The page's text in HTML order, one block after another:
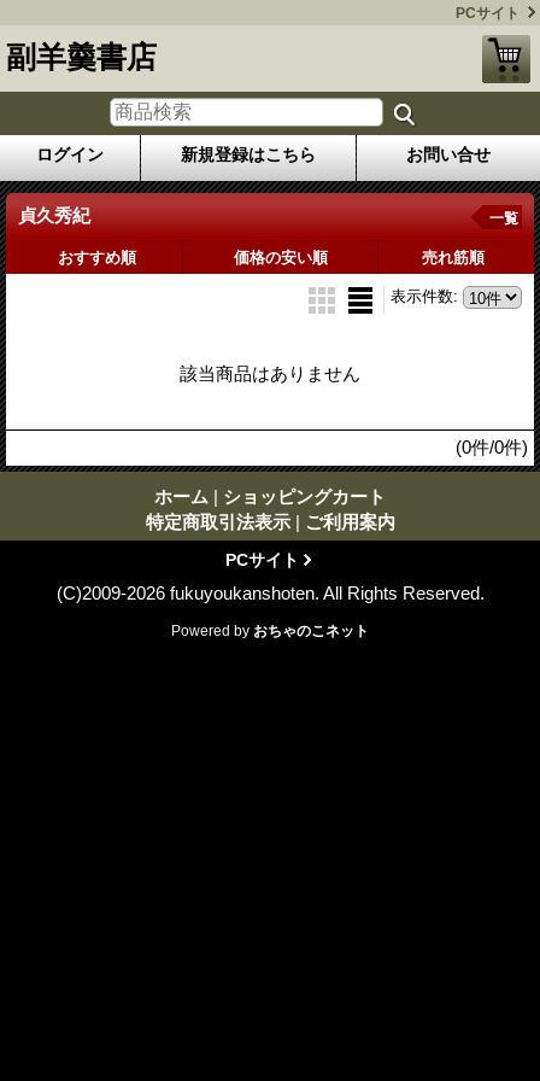
PCサイト
副羊羹書店
ログイン 新規登録はこちら お問い合せ
貞久秀紀 一覧
おすすめ順 価格の安い順 売れ筋順
表示件数:
該当商品はありません
(0件/0件)
ホーム | ショッピングカート
特定商取引法表示 | ご利用案内
PCサイト
(C)2009-2026 fukuyoukanshoten. All Rights Reserved.
Powered by おちゃのこネット